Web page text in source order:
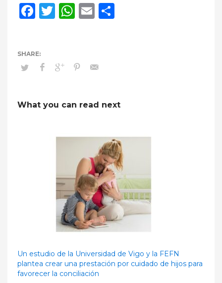
Facebook
Twitter
WhatsApp
Email
What you can read next
Un estudio de la Universidad de Vigo y la FEFN
plantea crear una prestación por cuidado de hijos para
favorecer la conciliación